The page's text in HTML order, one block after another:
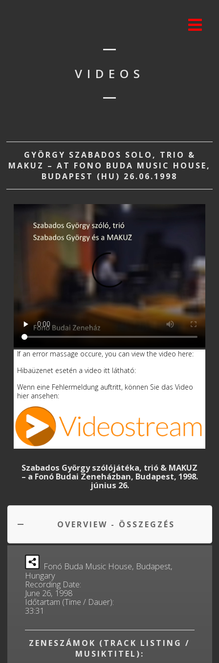
VIDEOS
GYÖRGY SZABADOS SOLO, TRIO &
MAKUZ – AT FONO BUDA MUSIC HOUSE,
BUDAPEST (HU) 26.06.1998
If an error massage occure, you can view the video here:
Hibaüzenet esetén a video itt látható:
Wenn eine Fehlermeldung auftritt, können Sie das Video
hier ansehen:
Szabados György szólójátéka, trió & MAKUZ
– a Fonó Budai Zeneházban, Budapest, 1998.
június 26.
OVERVIEW - ÖSSZEGZÉS
Fonó Buda Music House, Budapest,
Hungary
Recording Date:
June 26, 1998
Időtartam (Time / Dauer):
33:31
ZENESZÁMOK (TRACK LISTING /
MUSIKTITEL):